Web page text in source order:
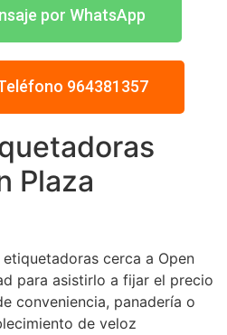
por WhatsApp
964381357
Plaza
etiquetadoras cerca a Open
para asistirlo a fijar el precio
conveniencia, panadería o
de veloz